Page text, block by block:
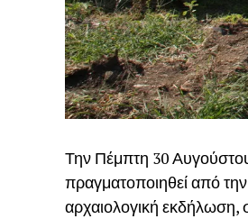
Την Πέμπτη 30
πραγματοποιηθεί από
αρχαιολογική εκδήλωση,